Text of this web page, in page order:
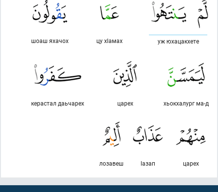
уж юхацакхете
цу хlамах
шоаш яхачох
хьокхалург ма-д
царех
керастал даьчарех
царех
lазап
лозавеш